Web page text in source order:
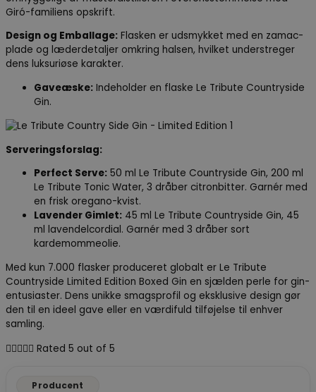
Giró-familiens opskrift.
Design og Emballage: Flasken er udsmykket med en zamac-
plade og læderdetaljer omkring halsen, hvilket understreger
dens luksuriøse karakter.
Gaveæske: Indeholder en flaske Le Tribute Countryside
Gin.
Serveringsforslag:
Perfect Serve: 50 ml Le Tribute Countryside Gin, 200 ml
Le Tribute Tonic Water, 3 dråber citronbitter. Garnér med
en frisk oregano-kvist.
Lavender Gimlet: 45 ml Le Tribute Countryside Gin, 45
ml lavendelcordial. Garnér med 3 dråber sort
kardemommeolie.
Med kun 7.000 flasker produceret globalt er Le Tribute
Countryside Limited Edition Boxed Gin en sjælden perle for gin-
entusiaster. Dens unikke smagsprofil og eksklusive design gør
den til en ideel gave eller en værdifuld tilføjelse til enhver
samling.
 Rated 5 out of 5
Producent